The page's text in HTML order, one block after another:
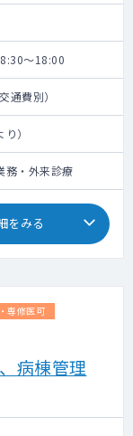
～18:00
通費別）
）
務・外来診療
をみる
専修医可
病棟管理